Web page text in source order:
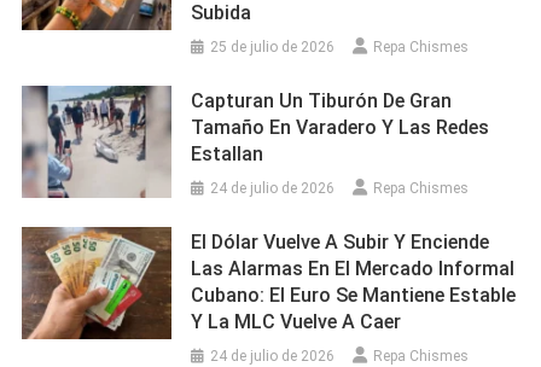
Subida
25 de julio de 2026 Repa Chismes
Capturan Un Tiburón De Gran
Tamaño En Varadero Y Las Redes
Estallan
24 de julio de 2026 Repa Chismes
El Dólar Vuelve A Subir Y Enciende
Las Alarmas En El Mercado Informal
Cubano: El Euro Se Mantiene Estable
Y La MLC Vuelve A Caer
24 de julio de 2026 Repa Chismes